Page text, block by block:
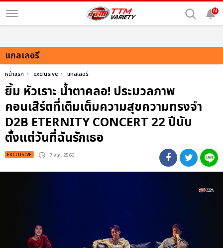
N
แกลเลอรี
หน้าแรก exclusive แกลเลอรี
ยิ้ม หัวเราะ น้ำตาคลอ! ประมวลภาพ
คอนเสิร์ตที่เติมเต็มความสุขความทรงจำ
D2B ETERNITY CONCERT 22 ปีนับ
ตั้งแต่วันที่ฉันรักเธอ
EXCLUSIVE : 7 ส.ค. 2566